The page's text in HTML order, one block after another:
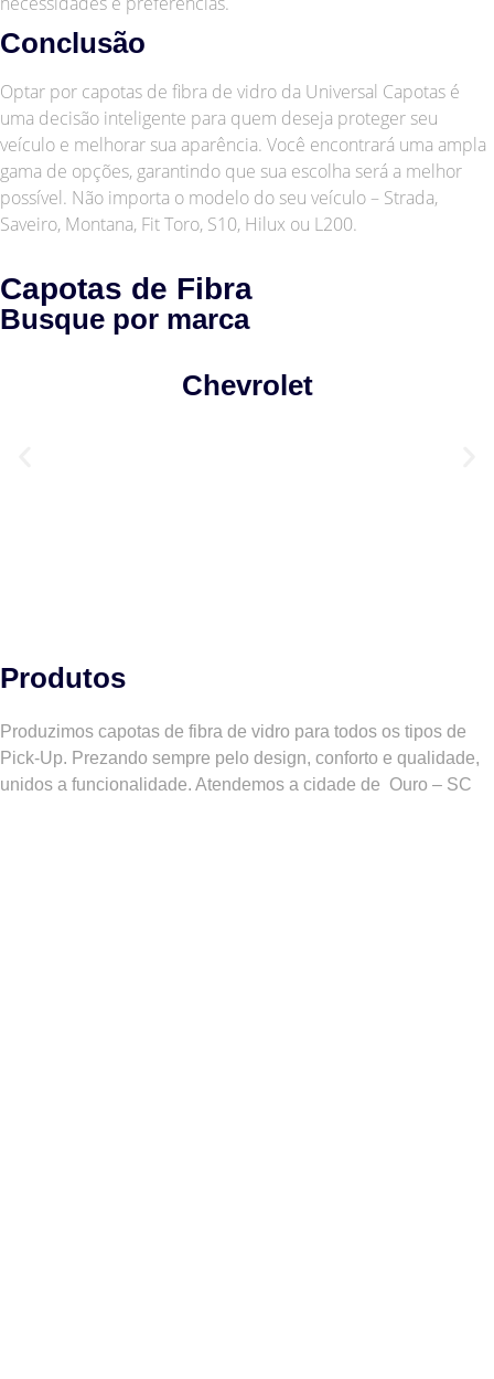
Conclusão
Optar por capotas de fibra de vidro da Universal Capotas é
uma decisão inteligente para quem deseja proteger seu
veículo e melhorar sua aparência. Você encontrará uma ampla
gama de opções, garantindo que sua escolha será a melhor
possível. Não importa o modelo do seu veículo – Strada,
Saveiro, Montana, Fit Toro, S10, Hilux ou L200.
Capotas de Fibra
Busque por marca
Chevrolet
Produtos
Produzimos capotas de fibra de vidro para todos os tipos de
Pick-Up. Prezando sempre pelo design, conforto e qualidade,
unidos a funcionalidade. Atendemos a cidade de Ouro – SC